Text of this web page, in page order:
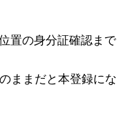
置の身分証確認まで
ままだと本登録にな